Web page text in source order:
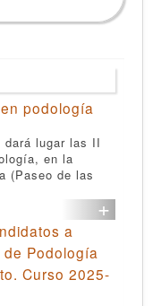
podología
dará lugar las II
en la
(Paseo de las
+
a
Podología
Curso 2025-